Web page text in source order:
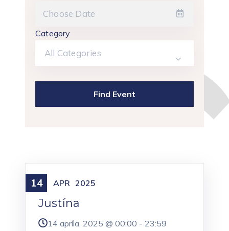
Category
All Categories
14 APR 2025
Meniny
Justína
14 apríla, 2025 @ 00:00 - 23:59